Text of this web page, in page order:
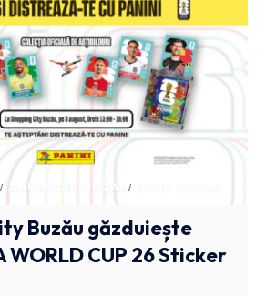
ANUNTURI BUZAU
Buzău găzduiește
WORLD CUP 26 Sticker